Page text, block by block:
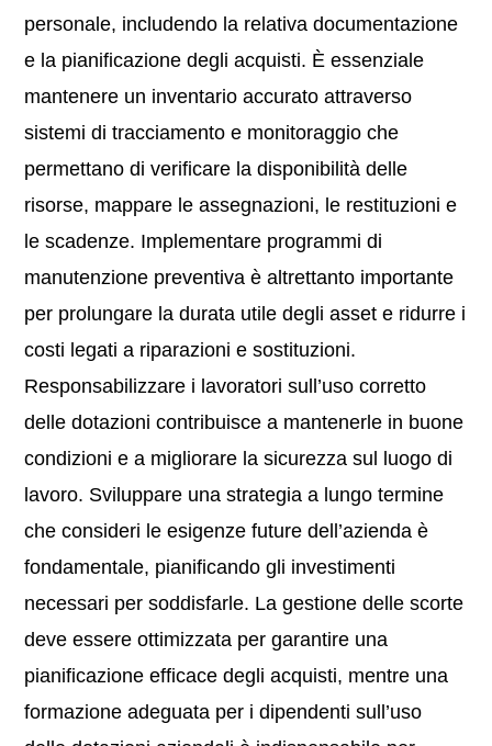
personale, includendo la relativa documentazione
e la pianificazione degli acquisti. È essenziale
mantenere un inventario accurato attraverso
sistemi di tracciamento e monitoraggio che
permettano di verificare la disponibilità delle
risorse, mappare le assegnazioni, le restituzioni e
le scadenze. Implementare programmi di
manutenzione preventiva è altrettanto importante
per prolungare la durata utile degli asset e ridurre i
costi legati a riparazioni e sostituzioni.
Responsabilizzare i lavoratori sull’uso corretto
delle dotazioni contribuisce a mantenerle in buone
condizioni e a migliorare la sicurezza sul luogo di
lavoro. Sviluppare una strategia a lungo termine
che consideri le esigenze future dell’azienda è
fondamentale, pianificando gli investimenti
necessari per soddisfarle. La gestione delle scorte
deve essere ottimizzata per garantire una
pianificazione efficace degli acquisti, mentre una
formazione adeguata per i dipendenti sull’uso